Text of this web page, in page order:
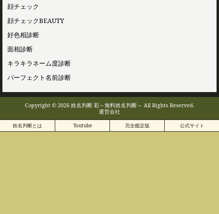
顔チェック
顔チェックBEAUTY
好色相診断
面相診断
キラキラネーム度診断
パーフェクト名前診断
Copyright © 2026 姓名判断 彩～無料姓名判断～ All Rights Reserved.
運営会社
姓名判断とは Youtube 完全鑑定版 公式サイト